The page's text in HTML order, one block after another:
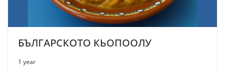
БЪЛГАРСКОТО КЬОПООЛУ
1 year